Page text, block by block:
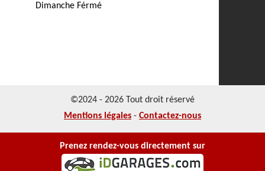
Prenez rendez-vous directement sur
Dimanche Férmé
©2024 - 2026 Tout droit réservé
Mentions légales - Contactez-nous